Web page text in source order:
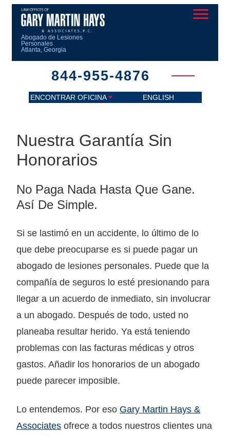
Abogado de Lesiones
Personales
Atlanta, Georgia
844-955-4876
ENCONTRAR OFICINA ENGLISH
Nuestra Garantía Sin
Honorarios
No Paga Nada Hasta Que Gane.
Así De Simple.
Si se lastimó en un accidente, lo último de lo
que debe preocuparse es si puede pagar un
abogado de lesiones personales. Puede que la
compañía de seguros lo esté presionando para
llegar a un acuerdo de inmediato, sin involucrar
a un abogado. Después de todo, usted no
planeaba resultar herido. Ya está teniendo
problemas con las facturas médicas y otros
gastos. Añadir los honorarios de un abogado
puede parecer imposible.
Lo entendemos. Por eso Gary Martin Hays &
Associates ofrece a todos nuestros clientes una